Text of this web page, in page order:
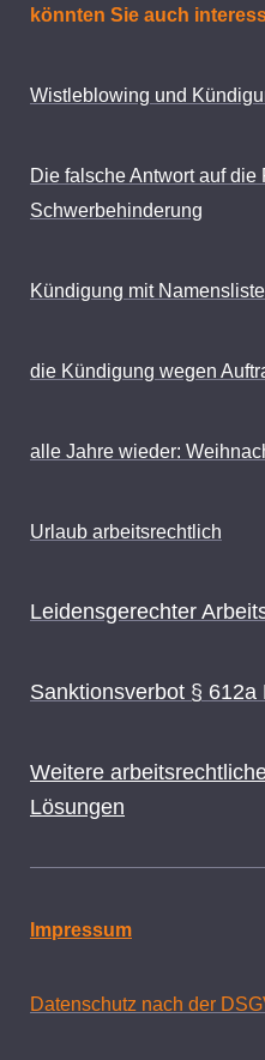
könnten Sie auch
Wistleblowing und
Die falsche Antwort auf die
Schwerbehinderung
Kündigung mit
die Kündigung wegen
alle Jahre wieder:
Urlaub arbeitsrechtlich
Leidensgerechter
Sanktionsverbot § 612a
Weitere
Lösungen
Impressum
Datenschutz nach der